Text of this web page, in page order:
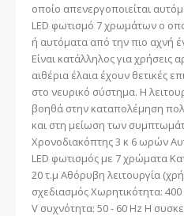
οποίο απενεργοποιείται
LED φωτισμό 7 χρωμάτων ο
ή αυτόματα από την πιο αχνή
Είναι κατάλληλος για
αιθέρια έλαια έχουν θετικές
στο νευρικό σύστημα. Η
βοηθά στην καταπολέμηση
και στη μείωση των
Χρονοδιακόπτης 3 κ 6 ωρών
LED φωτισμός με 7 χρώματα
20 τ.μ Αθόρυβη λειτουργία
σχεδιασμός Χωρητικότητα:
V συχνότητα: 50 - 60 Hz Η